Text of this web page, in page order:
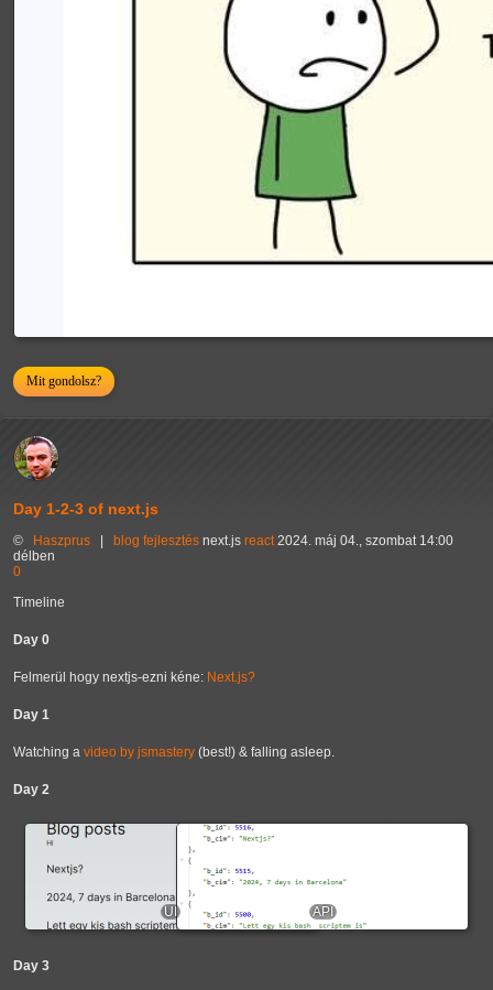
Mit gondolsz?
Day 1-2-3 of next.js
© Haszprus blog fejlesztés next.js react 2024. máj 04., szombat 14:00
délben
0
Timeline
Day 0
Felmerül hogy nextjs-ezni kéne: Next.js?
Day 1
Watching a video by jsmastery (best!) & falling asleep.
Day 2
UI API
Day 3